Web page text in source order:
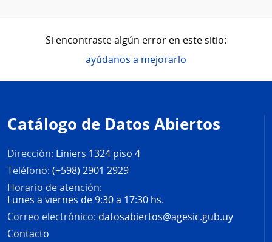
Si encontraste algún error en este sitio:
ayúdanos a mejorarlo
de
página
Catálogo de Datos Abiertos
Dirección: Liniers 1324 piso 4
Teléfono: (+598) 2901 2929
Horario de atención:
Lunes a viernes de 9:30 a 17:30 hs.
Correo electrónico: datosabiertos@agesic.gub.uy
Contacto